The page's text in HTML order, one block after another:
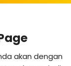
akan dengan